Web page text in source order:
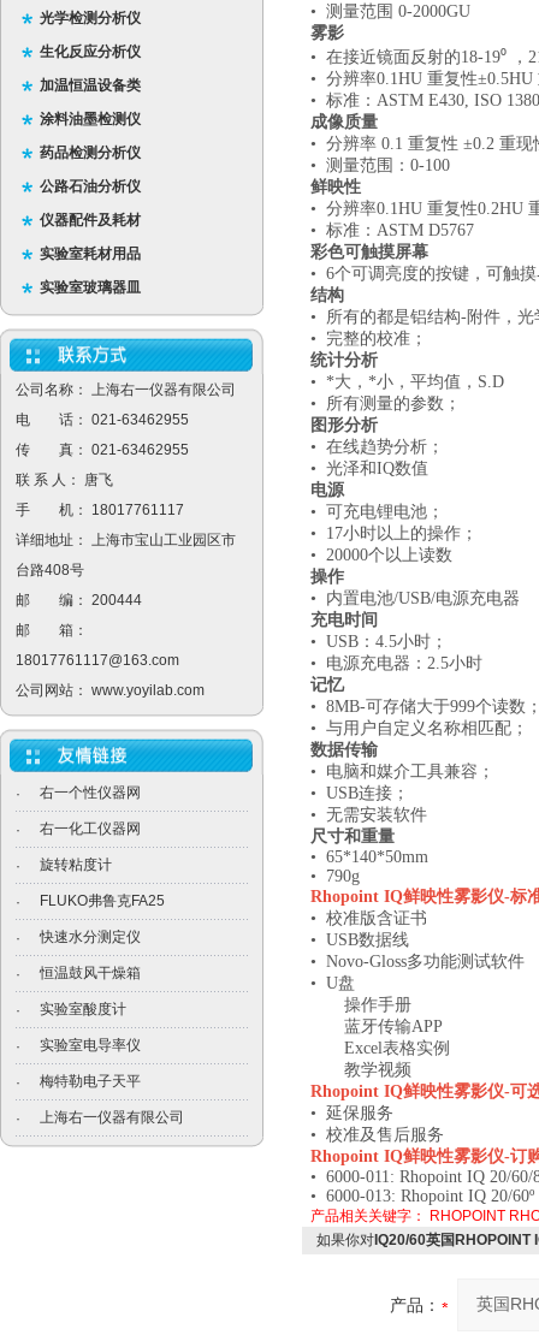
光学检测分析仪
生化反应分析仪
加温恒温设备类
涂料油墨检测仪
药品检测分析仪
公路石油分析仪
仪器配件及耗材
实验室耗材用品
实验室玻璃器皿
公司名称： 上海右一仪器有限公司
电 话： 021-63462955
传 真： 021-63462955
联 系 人： 唐飞
手 机： 18017761117
详细地址： 上海市宝山工业园区市
台路408号
邮 编： 200444
邮 箱：
18017761117@163.com
公司网站： www.yoyilab.com
· 右一个性仪器网
· 右一化工仪器网
· 旋转粘度计
· FLUKO弗鲁克FA25
· 快速水分测定仪
· 恒温鼓风干燥箱
· 实验室酸度计
· 实验室电导率仪
· 梅特勒电子天平
· 上海右一仪器有限公司
• 测量范围 0-2000GU
雾影
• 在接近镜面反射的18-19⁰ ，
• 分辨率0.1HU 重复性±0.5HU
• 标准：ASTM E430, ISO
成像质量
• 分辨率 0.1 重复性 ±0.2 重现
• 测量范围：0-100
鲜映性
• 分辨率0.1HU 重复性0.2HU
• 标准：ASTM D5767
彩色可触摸屏幕
• 6个可调亮度的按键，可触
结构
• 所有的都是铝结构-附件，光
• 完整的校准；
统计分析
• *大，*小，平均值，S.D
• 所有测量的参数；
图形分析
• 在线趋势分析；
• 光泽和IQ数值
电源
• 可充电锂电池；
• 17小时以上的操作；
• 20000个以上读数
操作
• 内置电池/USB/电源充电器
充电时间
• USB：4.5小时；
• 电源充电器：2.5小时
记忆
• 8MB-可存储大于999个读数
• 与用户自定义名称相匹配；
数据传输
• 电脑和媒介工具兼容；
• USB连接；
• 无需安装软件
尺寸和重量
• 65*140*50mm
• 790g
Rhopoint IQ鲜映性雾影仪-标
• 校准版含证书
• USB数据线
• Novo-Gloss多功能测试软件
• U盘
操作手册
蓝牙传输APP
Excel表格实例
教学视频
Rhopoint IQ鲜映性雾影仪-可
• 延保服务
• 校准及售后服务
Rhopoint IQ鲜映性雾影仪-订
• 6000-011: Rhopoint IQ 20/60/
• 6000-013: Rhopoint IQ 20/60º
产品相关关键字： RHOPOINT
如果你对IQ20/60英国RHOPOINT
产品：